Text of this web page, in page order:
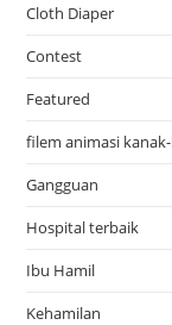
Cloth Diaper
Contest
Featured
filem animasi
Gangguan
Hospital terbaik
Ibu Hamil
Kehamilan